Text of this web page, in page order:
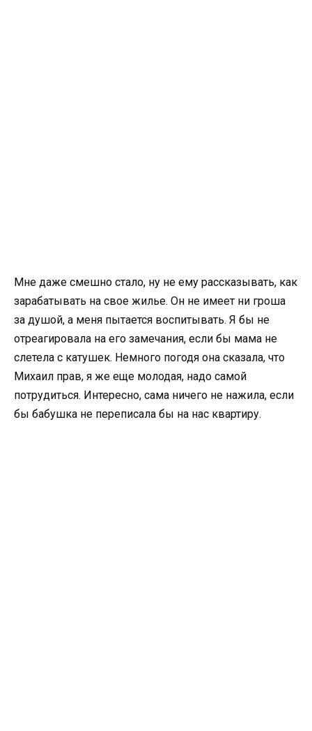
Мне даже смешно стало, ну не ему рассказывать, как
зарабатывать на свое жилье. Он не имеет ни гроша
за душой, а меня пытается воспитывать. Я бы не
отреагировала на его замечания, если бы мама не
слетела с катушек. Немного погодя она сказала, что
Михаил прав, я же еще молодая, надо самой
потрудиться. Интересно, сама ничего не нажила, если
бы бабушка не переписала бы на нас квартиру.